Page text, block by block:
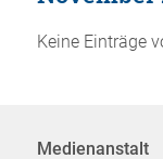
Keine Einträge
Medienanstalt